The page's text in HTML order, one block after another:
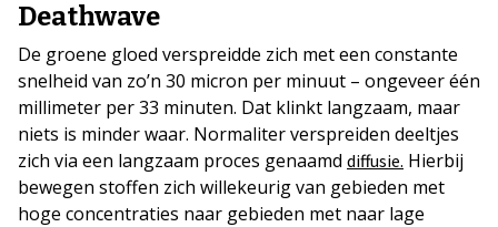
Deathwave
De groene gloed verspreidde zich met een constante
snelheid van zo’n 30 micron per minuut – ongeveer één
millimeter per 33 minuten. Dat klinkt langzaam, maar
niets is minder waar. Normaliter verspreiden deeltjes
zich via een langzaam proces genaamd diffusie. Hierbij
bewegen stoffen zich willekeurig van gebieden met
hoge concentraties naar gebieden met naar lage